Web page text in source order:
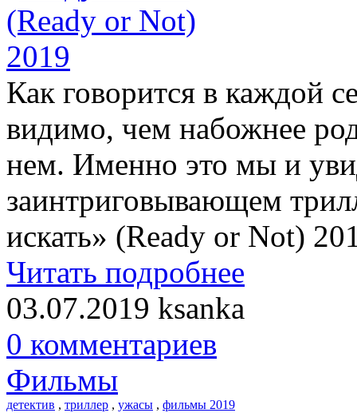
Как говорится в каждой
видимо, чем набожнее
нем. Именно это мы и
заинтриговывающем
искать» (Ready or Not)
Читать подробнее
03.07.2019 ksanka
0 комментариев
Фильмы
детектив , триллер , ужасы , фильмы 2019